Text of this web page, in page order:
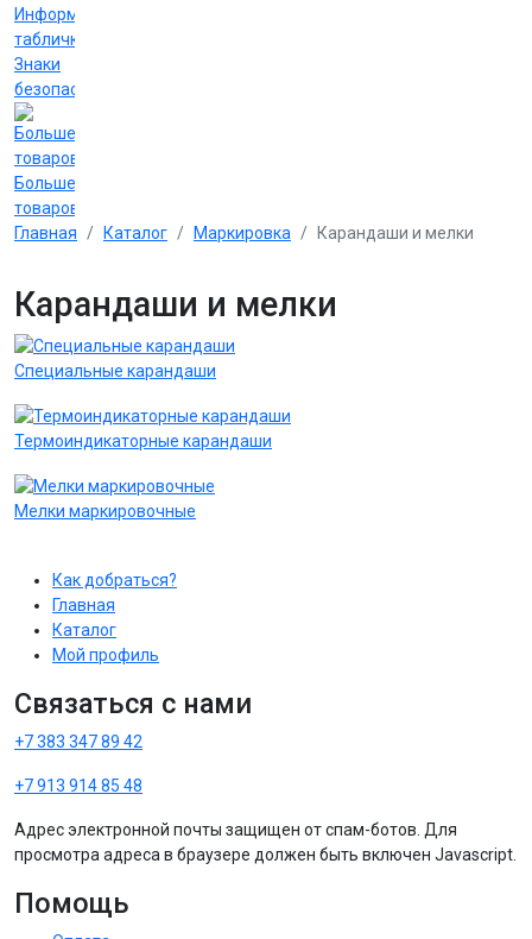
Информационные
таблички
Знаки
безопасности
Больше
товаров
Главная Каталог Маркировка Карандаши и мелки
Карандаши и мелки
Специальные карандаши
Термоиндикаторные карандаши
Мелки маркировочные
Как добраться?
Главная
Каталог
Мой профиль
Связаться с нами
+7 383 347 89 42
+7 913 914 85 48
Адрес электронной почты защищен от спам-ботов. Для
просмотра адреса в браузере должен быть включен Javascript.
Помощь